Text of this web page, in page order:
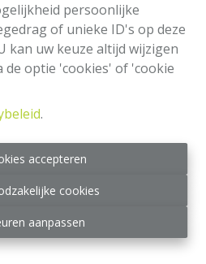
persoonlijke
of unieke ID's op deze
kan uw keuze altijd wijzigen
de optie 'cookies' of 'cookie
.
accepteren
cookies
aanpassen
1140 Evere